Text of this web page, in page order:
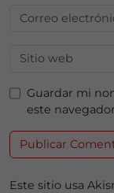
Guardar mi
este
Este sitio usa